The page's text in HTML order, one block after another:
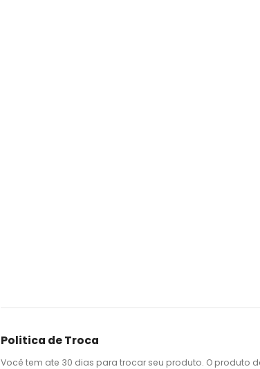
Politica de Troca
Você tem ate 30 dias para trocar seu produto. O produto